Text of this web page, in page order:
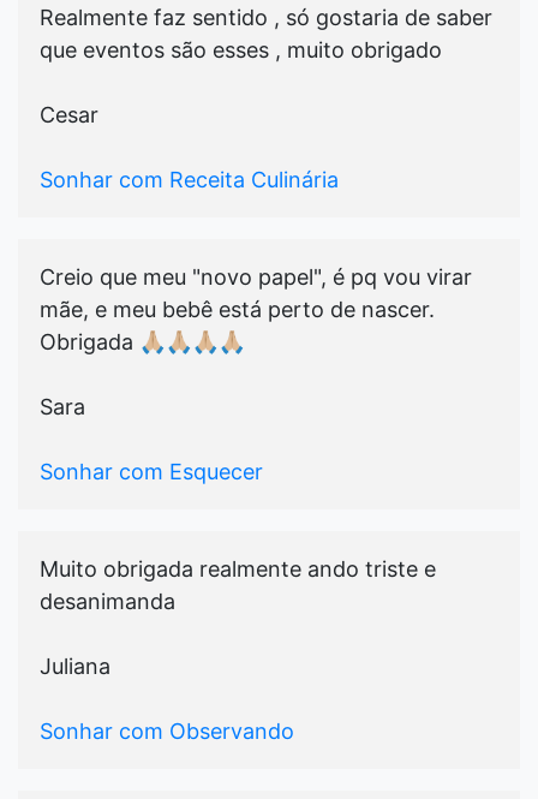
Realmente faz sentido , só gostaria de saber
que eventos são esses , muito obrigado
Cesar
Sonhar com Receita Culinária
Creio que meu "novo papel", é pq vou virar
mãe, e meu bebê está perto de nascer.
Obrigada 🙏🏼🙏🏼🙏🏼🙏🏼
Sara
Sonhar com Esquecer
Muito obrigada realmente ando triste e
desanimanda
Juliana
Sonhar com Observando